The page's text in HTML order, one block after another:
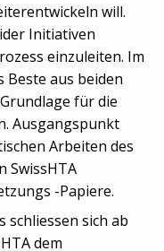
will.
Initiativen
einzuleiten. Im
Beste aus beiden
für die
Ausgangspunkt
Arbeiten des
SwissHTA
-Papiere.
schliessen sich ab
dem